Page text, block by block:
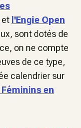
les
et l'Engie Open
sont dotés de
on ne compte
de ce type,
calendrier sur
en